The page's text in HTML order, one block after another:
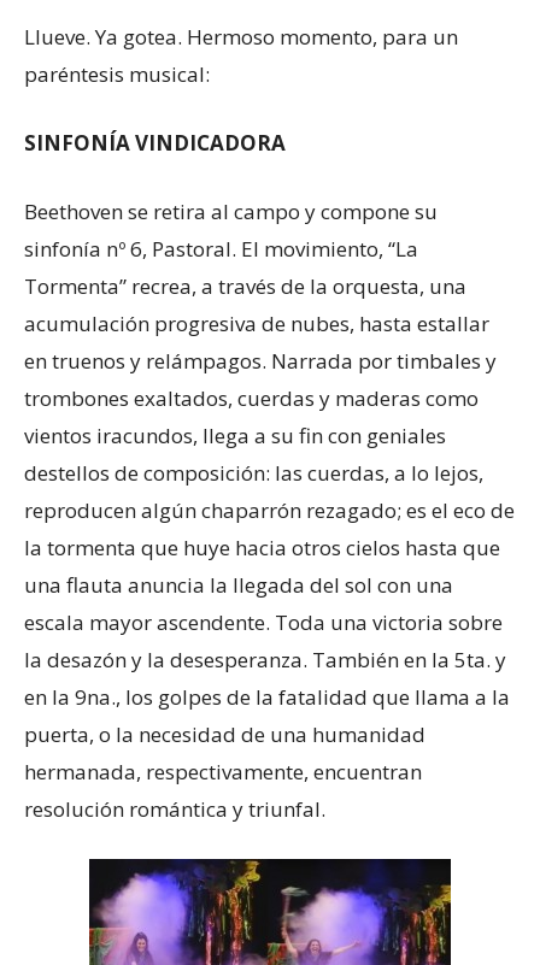
Llueve. Ya gotea. Hermoso momento, para un
paréntesis musical:
SINFONÍA VINDICADORA
Beethoven se retira al campo y compone su
sinfonía nº 6, Pastoral. El movimiento, “La
Tormenta” recrea, a través de la orquesta, una
acumulación progresiva de nubes, hasta estallar
en truenos y relámpagos. Narrada por timbales y
trombones exaltados, cuerdas y maderas como
vientos iracundos, llega a su fin con geniales
destellos de composición: las cuerdas, a lo lejos,
reproducen algún chaparrón rezagado; es el eco de
la tormenta que huye hacia otros cielos hasta que
una flauta anuncia la llegada del sol con una
escala mayor ascendente. Toda una victoria sobre
la desazón y la desesperanza. También en la 5ta. y
en la 9na., los golpes de la fatalidad que llama a la
puerta, o la necesidad de una humanidad
hermanada, respectivamente, encuentran
resolución romántica y triunfal.